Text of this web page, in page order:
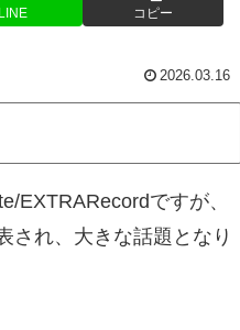
LINE コピー
2026.03.16
EXTRARecordですが、
され、大きな話題となり